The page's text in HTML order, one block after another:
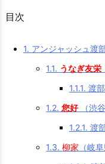
目次
1. アンジャッシュ渡
1.1. うなぎ友栄
1.1.1. 渡
1.2. 您好（渋谷
1.2.1. 渡
1.3. 柳家 （岐